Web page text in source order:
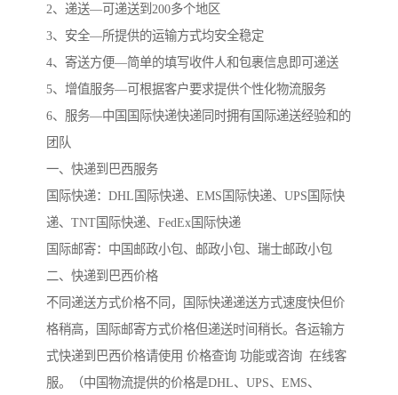
2、递送—可递送到200多个地区
3、安全—所提供的运输方式均安全稳定
4、寄送方便—简单的填写收件人和包裹信息即可递送
5、增值服务—可根据客户要求提供个性化物流服务
6、服务—中国国际快递快递同时拥有国际递送经验和的
团队
一、快递到巴西服务
国际快递：DHL国际快递、EMS国际快递、UPS国际快
递、TNT国际快递、FedEx国际快递
国际邮寄：中国邮政小包、邮政小包、瑞士邮政小包
二、快递到巴西价格
不同递送方式价格不同，国际快递递送方式速度快但价
格稍高，国际邮寄方式价格但递送时间稍长。各运输方
式快递到巴西价格请使用 价格查询 功能或咨询 在线客
服。（中国物流提供的价格是DHL、UPS、EMS、